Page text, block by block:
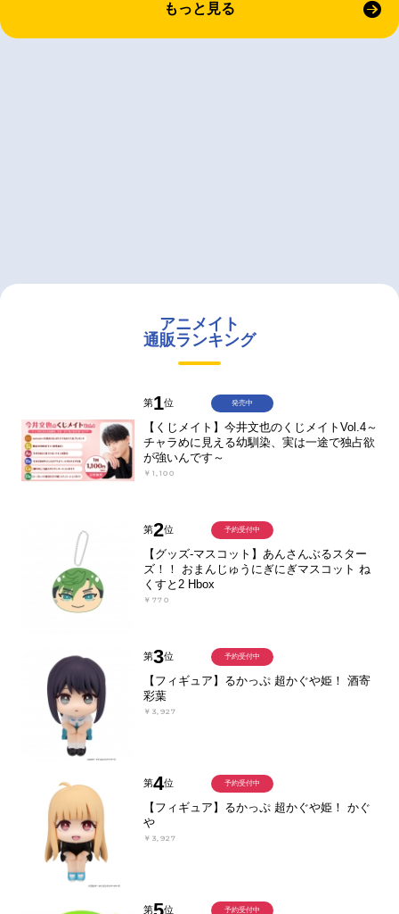
もっと見る
アニメイト
通販ランキング
第1位
【くじメイト】今井文也のくじメイトVol.4～
チャラめに見える幼馴染、実は一途で独占欲
が強いんです～
￥1,100
発売中
第2位
【グッズ-マスコット】あんさんぶるスター
ズ！！ おまんじゅうにぎにぎマスコット ね
くすと2 Hbox
￥770
予約受付中
第3位
【フィギュア】るかっぷ 超かぐや姫！ 酒寄
彩葉
￥3,927
予約受付中
第4位
【フィギュア】るかっぷ 超かぐや姫！ かぐ
や
￥3,927
予約受付中
第 位 予約受付中